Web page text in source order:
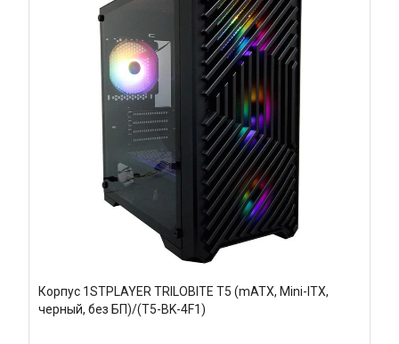
Корпус 1STPLAYER TRILOBITE T5 (mATX, Mini-ITX,
черный, без БП)/(T5-BK-4F1)